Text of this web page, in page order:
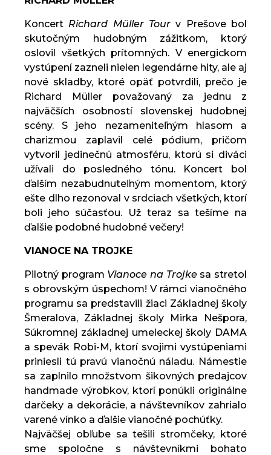
Koncert Richard Müller Tour v Prešove bol
skutočným hudobným zážitkom, ktorý
oslovil všetkých prítomných. V energickom
vystúpení zazneli nielen legendárne hity, ale aj
nové skladby, ktoré opäť potvrdili, prečo je
Richard Müller považovaný za jednu z
najväčších osobností slovenskej hudobnej
scény. S jeho nezameniteľným hlasom a
charizmou zaplavil celé pódium, pričom
vytvoril jedinečnú atmosféru, ktorú si diváci
užívali do posledného tónu. Koncert bol
ďalším nezabudnuteľným momentom, ktorý
ešte dlho rezonoval v srdciach všetkých, ktorí
boli jeho súčasťou. Už teraz sa tešíme na
ďalšie podobné hudobné večery!
VIANOCE NA TROJKE
Pilotný program Vianoce na Trojkesa stretol
s obrovským úspechom! V rámci vianočného
programu sa predstavili žiaci Základnej školy
Šmeralova, Základnej školy Mirka Nešpora,
Súkromnej základnej umeleckej školy DAMA
a spevák Robi-M, ktorí svojimi vystúpeniami
priniesli tú pravú vianočnú náladu. Námestie
sa zaplnilo množstvom šikovných predajcov
handmade výrobkov, ktorí ponúkli originálne
darčeky a dekorácie, a návštevníkov zahrialo
varené vínko a ďalšie vianočné pochúťky.
Najväčšej obľube sa tešili stromčeky, ktoré
sme spoločne s návštevníkmi bohato